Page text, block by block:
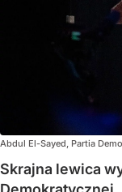
Abdul El-Sayed, Partia
Skrajna lewica